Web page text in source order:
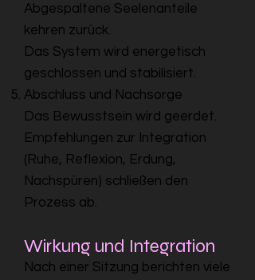
Abgespaltene Seelenanteile
kehren zurück.
Das System wird energetisch
geschlossen und stabilisiert.
Abschluss und Nachsorge
Das Bewusstsein wird geerdet.
Empfehlungen zur Integration
(Ruhe, Reflexion, Erdung,
Nachspüren) schließen den
Prozess ab.
Wirkung und Integration
Nach einer Sitzung berichten viele